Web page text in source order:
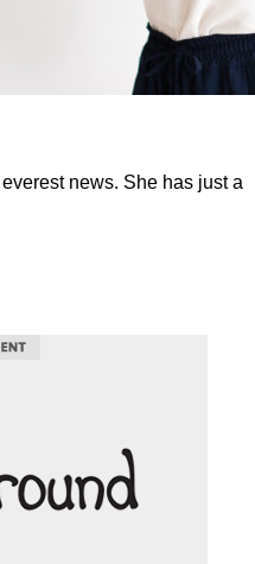
news. She has just a